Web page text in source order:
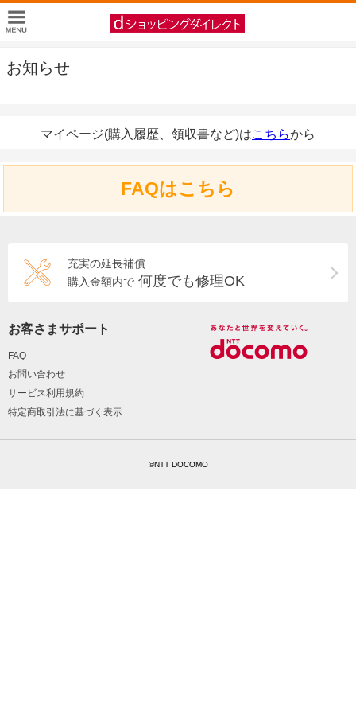
お知らせ
マイページ(購入履歴、領収書など)はこちらから
FAQはこちら
充実の延長補償
購入金額内で 何度でも修理OK
お客さまサポート
FAQ
お問い合わせ
サービス利用規約
特定商取引法に基づく表示
©NTT DOCOMO